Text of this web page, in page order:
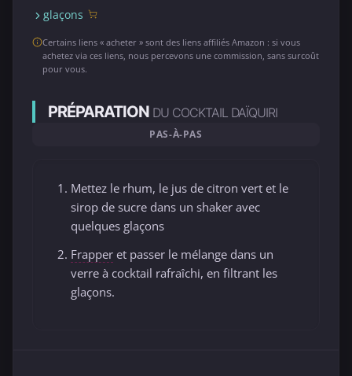
glaçons
Certains liens « acheter » sont des liens affiliés Amazon : si vous
achetez via ces liens, nous percevons une commission, sans surcoût
pour vous.
PRÉPARATION DU COCKTAIL DAÏQUIRI
PAS-À-PAS
Mettez le rhum, le jus de citron vert et le
sirop de sucre dans un shaker avec
quelques glaçons
Frapper et passer le mélange dans un
verre à cocktail rafraîchi, en filtrant les
glaçons.